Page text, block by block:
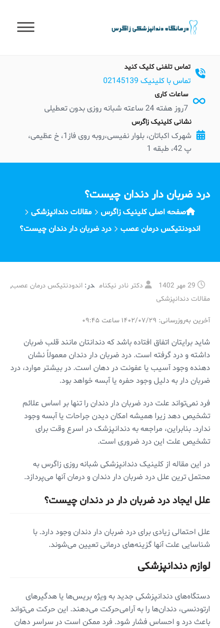
content
تماس تلفنی کلیک کنید
تماس با کلینیک 02145139
ساعات کاری
7روز هفته 24 ساعته شبانه روزی بدون تعطیلی
نشانی کلینیک زاگرس
شهرک اکباتان، بلوار نفیسی،روبه روی فاز1، خ عظیمی،
پ 42، طبقه 1
درد ضربان دار دندان چیست؟
صفحه اصلی کلینیک زاگرس
مقالات دندانپزشکی
اندودنتیکس درمان عصب
درد ضربان دار دندان چیست؟
29 مهر 1402 دکتر نادر نیکنام در: اندودنتیکس درمان عصب,
مقالات دندانپزشکی
آخرین به‌روزرسانی: ۱۴۰۲/۰۷/۲۹ ساعت ۰۹:۴۵
شاید برایتان اتفاق افتاده باشد که دندانتان مانند قلب ضربان
داشته و درد گرفته است. درد ضربان دار دندان معمولاً نشان
دهنده وجود آسیب یا عفونت در دهان است. در بیشتر موارد، درد
ضربان دار به دلیل وجود حفره یا آبسه خواهد بود.
فرد نمی‌تواند علت درد ضربان دار دندان را تنها بر اساس علائم
تشخیص دهد زیرا همیشه امکان دیدن جراحات یا آبسه وجود
ندارد. بنابراین، مراجعه به دندانپزشک در اسرع وقت برای
تشخیص علت این درد ضروری است.
در این مقاله از کلینیک دندانپزشکی شبانه روزی زاگرس به
محتمل ترین علل درد ضربان دار دندان و درمان آنها می‌پردازد.
علل ایجاد درد ضربان دار در دندان چیست؟
علل احتمالی زیادی برای درد ضربان دار دندان وجود دارد. با
شناسایی علت آنها گزینه‌های درمانی تعیین می‌شوند.
لوازم دندانپزشکی
دستگاه‌های دندانپزشکی جدید به ویژه بریس‌ها یا هدگیرهای
ارتودنسی، دندان‌ها را به آرامی‌حرکت می‌دهند. این حرکت می‌تواند
باعث درد و احساس فشار شود. فرد ممکن است در سراسر دهان